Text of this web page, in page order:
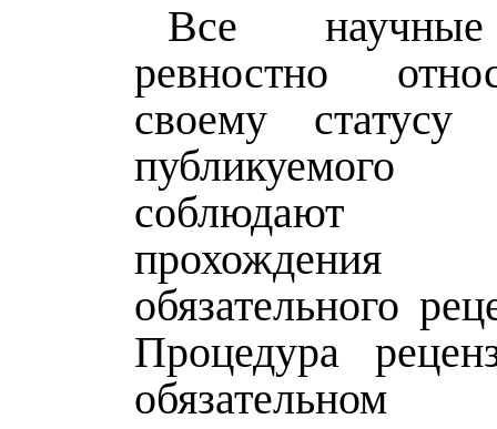
Все
ревностно
своему статусу
публикуемого
соблюдают
прохождения
обязательного
Процедура